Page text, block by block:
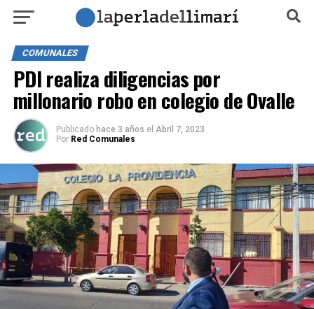
COMUNALES
PDI realiza diligencias por
millonario robo en colegio de Ovalle
Publicado hace 3 años el Abril 7, 2023
Por Red Comunales